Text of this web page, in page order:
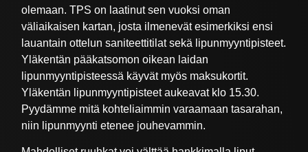
olemaan. TPS on laatinut sen vuoksi oman
väliaikaisen kartan, josta ilmenevät esimerkiksi ensi
lauantain ottelun saniteettitilat sekä lipunmyyntipisteet.
Yläkentän pääkatsomon oikean laidan
lipunmyyntipisteessä käyvät myös maksukortit.
Yläkentän lipunmyyntipisteet aukeavat klo 15.30.
Pyydämme mitä kohteliaimmin varaamaan tasarahan,
niin lipunmyynti etenee jouhevammin.